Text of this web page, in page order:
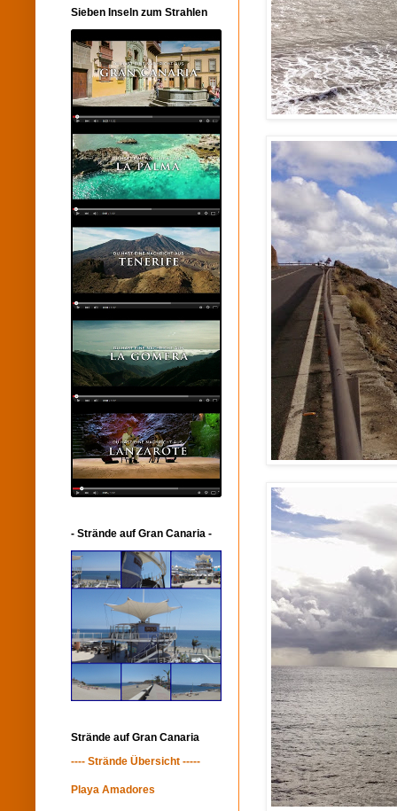
Sieben Inseln zum Strahlen
- Strände auf Gran Canaria -
Strände auf Gran Canaria
---- Strände Übersicht -----
Playa Amadores